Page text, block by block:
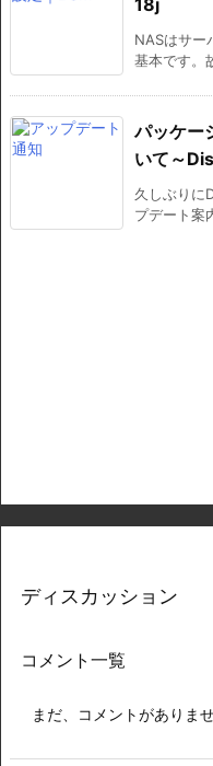
18j
NASはサー
基本です。
パッケー
いて～
久しぶりに
プデート案
ディスカッション
コメント一覧
まだ、コメントがありま